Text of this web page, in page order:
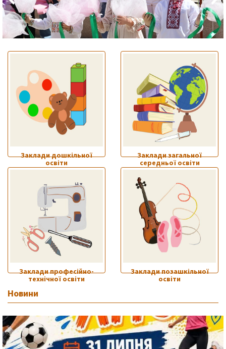
Заклади дошкільної
освіти
Заклади загальної
середньої освіти
Заклади професійно-
технічної освіти
Заклади позашкільної
освіти
Новини